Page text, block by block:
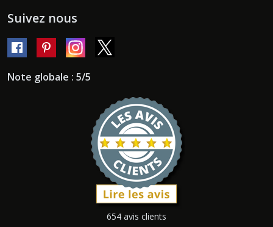
Suivez nous
Note globale : 5/5
654 avis clients